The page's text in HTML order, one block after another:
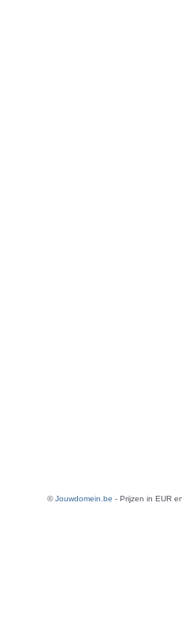
©Jouwdomein.be - Prijzen in EUR